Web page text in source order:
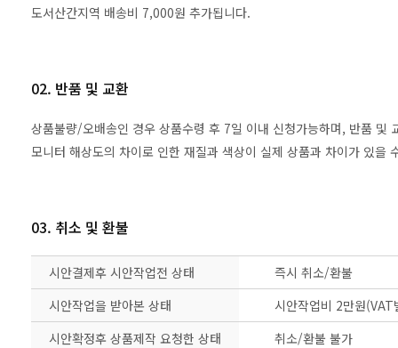
도서산간지역 배송비 7,000원 추가됩니다.
02. 반품 및 교환
상품불량/오배송인 경우 상품수령 후 7일 이내 신청가능하며, 반품 및
모니터 해상도의 차이로 인한 재질과 색상이 실제 상품과 차이가 있
03. 취소 및 환불
시안결제후 시안작업전 상태
즉시 취소/환불
시안작업을 받아본 상태
시안작업비 2만원
시안확정후 상품제작 요청한 상태
취소/환불 불가